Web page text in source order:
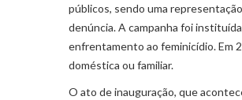
públicos, sendo uma
denúncia. A campanha foi
enfrentamento ao feminicídio. Em
doméstica ou familiar.
O ato de inauguração, que